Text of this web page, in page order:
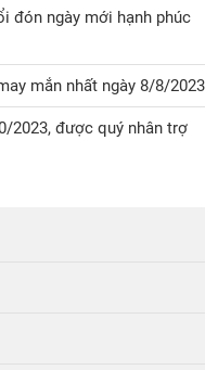
đón ngày mới hạnh phúc
mắn nhất ngày 8/8/2023
2023, được quý nhân trợ